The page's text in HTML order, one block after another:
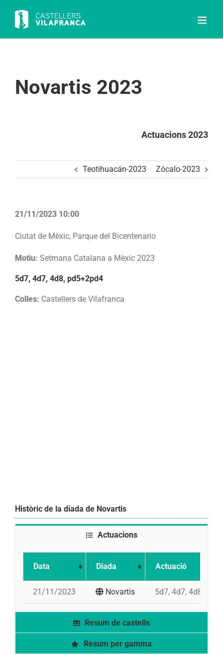
content
Novartis 2023
Actuacions 2023
Teotihuacán-2023 Zócalo-2023
21/11/2023 10:00
Ciutat de Mèxic, Parque del Bicentenario
Motiu: Setmana Catalana a Mèxic 2023
5d7, 4d7, 4d8, pd5+2pd4
Colles: Castellers de Vilafranca
Històric de la diada de Novartis
Actuacions
Data Diada Actuació
21/11/2023 Novartis 5d7, 4d7, 4d8,
Resum de castells
Resum per gamma